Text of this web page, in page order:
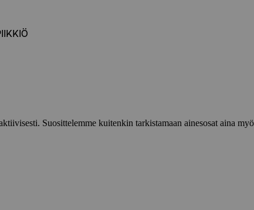
Suosittelemme kuitenkin tarkistamaan ainesosat aina